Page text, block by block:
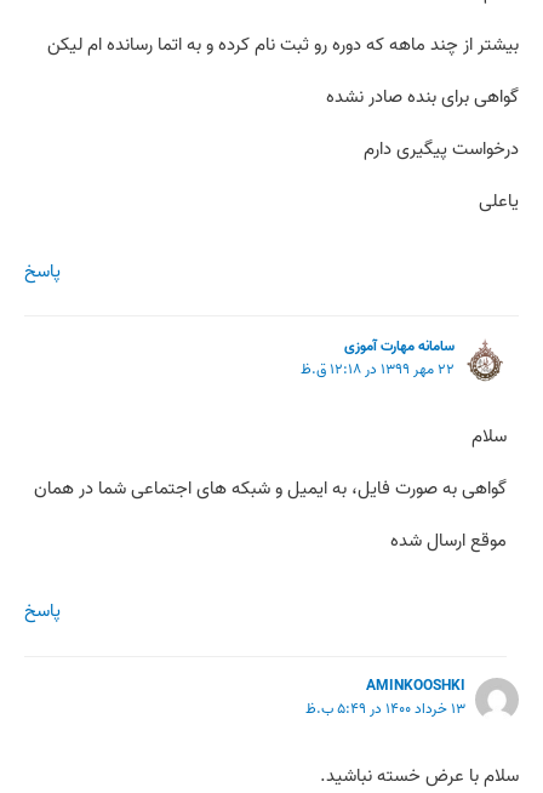
بیشتر از چند ماهه که دوره رو ثبت نام کرده و به اتما رسانده ام لیکن
گواهی برای بنده صادر نشده
درخواست پیگیری دارم
یاعلی
پاسخ
سامانه مهارت آموزی
۲۲ مهر ۱۳۹۹ در ۱۲:۱۸ ق.ظ
سلام
گواهی به صورت فایل، به ایمیل و شبکه های اجتماعی شما در همان
موقع ارسال شده
پاسخ
AMINKOOSHKI
۱۳ خرداد ۱۴۰۰ در ۵:۴۹ ب.ظ
سلام با عرض خسته نباشید.